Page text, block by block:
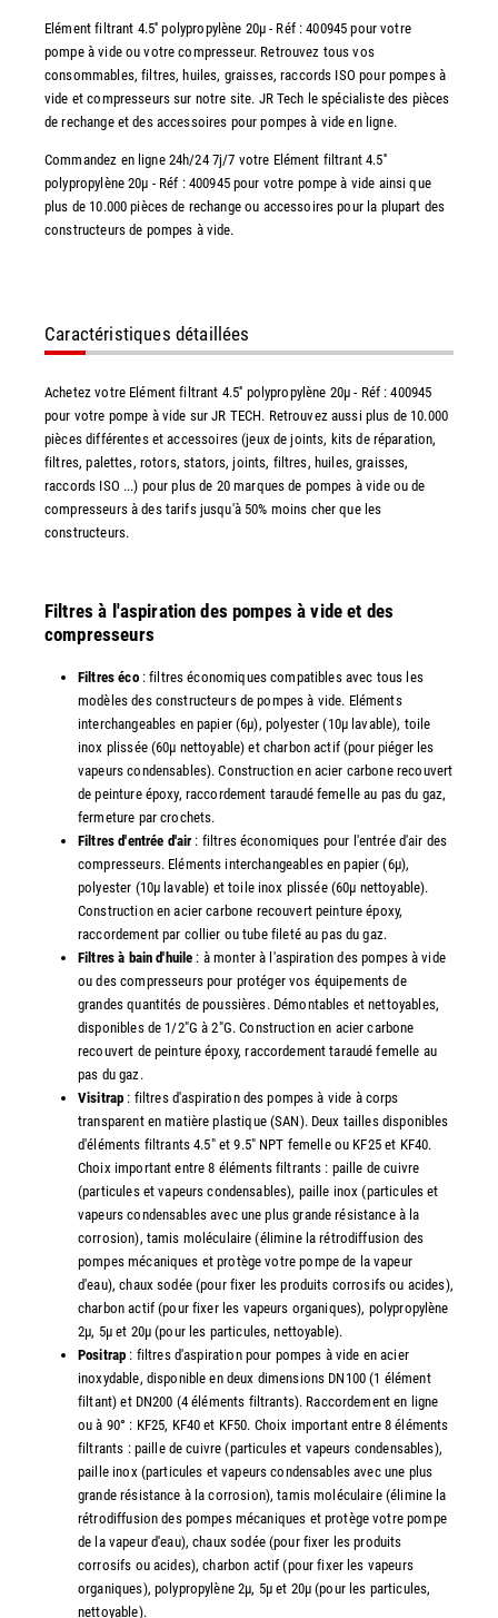
Elément filtrant 4.5'' polypropylène 20µ - Réf : 400945 pour votre
pompe à vide ou votre compresseur. Retrouvez tous vos
consommables, filtres, huiles, graisses, raccords ISO pour pompes à
vide et compresseurs sur notre site. JR Tech le spécialiste des pièces
de rechange et des accessoires pour pompes à vide en ligne.
Commandez en ligne 24h/24 7j/7 votre Elément filtrant 4.5''
polypropylène 20µ - Réf : 400945 pour votre pompe à vide ainsi que
plus de 10.000 pièces de rechange ou accessoires pour la plupart des
constructeurs de pompes à vide.
Caractéristiques détaillées
Achetez votre Elément filtrant 4.5'' polypropylène 20µ - Réf : 400945
pour votre pompe à vide sur JR TECH. Retrouvez aussi plus de 10.000
pièces différentes et accessoires (jeux de joints, kits de réparation,
filtres, palettes, rotors, stators, joints, filtres, huiles, graisses,
raccords ISO ...) pour plus de 20 marques de pompes à vide ou de
compresseurs à des tarifs jusqu'à 50% moins cher que les
constructeurs.
Filtres à l'aspiration des pompes à vide et des
compresseurs
Filtres éco: filtres économiques compatibles avec tous les
modèles des constructeurs de pompes à vide. Eléments
interchangeables en papier (6µ), polyester (10µ lavable), toile
inox plissée (60µ nettoyable) et charbon actif (pour piéger les
vapeurs condensables). Construction en acier carbone recouvert
de peinture époxy, raccordement taraudé femelle au pas du gaz,
fermeture par crochets.
Filtres d'entrée d'air : filtres économiques pour l'entrée d'air des
compresseurs. Eléments interchangeables en papier (6µ),
polyester (10µ lavable) et toile inox plissée (60µ nettoyable).
Construction en acier carbone recouvert peinture époxy,
raccordement par collier ou tube fileté au pas du gaz.
Filtres à bain d'huile : à monter à l'aspiration des pompes à vide
ou des compresseurs pour protéger vos équipements de
grandes quantités de poussières. Démontables et nettoyables,
disponibles de 1/2"G à 2"G. Construction en acier carbone
recouvert de peinture époxy, raccordement taraudé femelle au
pas du gaz.
Visitrap : filtres d'aspiration des pompes à vide à corps
transparent en matière plastique (SAN). Deux tailles disponibles
d'éléments filtrants 4.5" et 9.5" NPT femelle ou KF25 et KF40.
Choix important entre 8 éléments filtrants : paille de cuivre
(particules et vapeurs condensables), paille inox (particules et
vapeurs condensables avec une plus grande résistance à la
corrosion), tamis moléculaire (élimine la rétrodiffusion des
pompes mécaniques et protège votre pompe de la vapeur
d'eau), chaux sodée (pour fixer les produits corrosifs ou acides),
charbon actif (pour fixer les vapeurs organiques), polypropylène
2µ, 5µ et 20µ (pour les particules, nettoyable).
Positrap : filtres d'aspiration pour pompes à vide en acier
inoxydable, disponible en deux dimensions DN100 (1 élément
filtant) et DN200 (4 éléments filtrants). Raccordement en ligne
ou à 90° : KF25, KF40 et KF50. Choix important entre 8 éléments
filtrants : paille de cuivre (particules et vapeurs condensables),
paille inox (particules et vapeurs condensables avec une plus
grande résistance à la corrosion), tamis moléculaire (élimine la
rétrodiffusion des pompes mécaniques et protège votre pompe
de la vapeur d'eau), chaux sodée (pour fixer les produits
corrosifs ou acides), charbon actif (pour fixer les vapeurs
organiques), polypropylène 2µ, 5µ et 20µ (pour les particules,
nettoyable).